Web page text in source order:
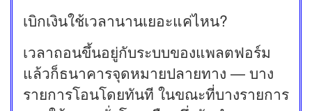
เบิกเงินใช้เวลานานเยอะแค่ไหน?
เวลาถอนขึ้นอยู่กับระบบของแพลตฟอร์ม
แล้วก็ธนาคารจุดหมายปลายทาง — บาง
รายการโอนโดยทันที ในขณะที่บางรายการ